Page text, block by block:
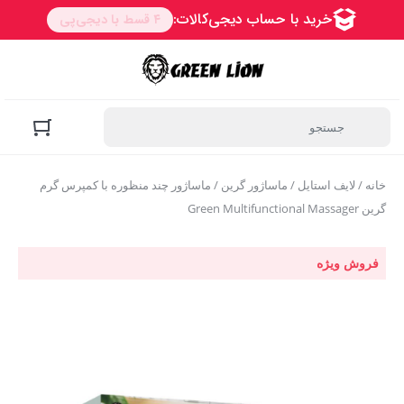
خانه / لایف استایل / ماساژور گرین / ماساژور چند منظوره با کمپرس گرم
گرین Green Multifunctional Massager
فروش ویژه